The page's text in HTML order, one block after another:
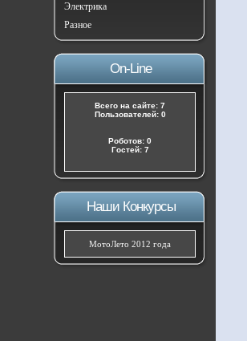
Электрика
Разное
On-Line
Всего на сайте: 7
Пользователей: 0
Роботов: 0
Гостей: 7
Наши Конкурсы
МотоЛето 2012 года